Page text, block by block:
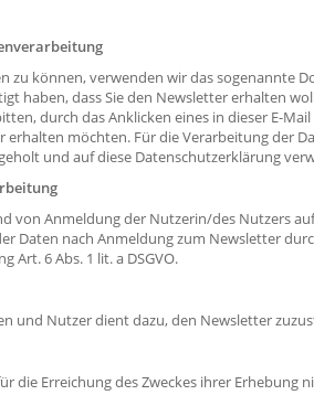
zu können, verwenden wir das sogenannte
haben, dass Sie den Newsletter erhalten
durch das Anklicken eines in dieser E-
erhalten möchten. Für die Verarbeitung der
und auf diese Datenschutzerklärung
von Anmeldung der Nutzerin/des Nutzers
Daten nach Anmeldung zum Newsletter
Art. 6 Abs. 1 lit. a DSGVO.
und Nutzer dient dazu, den Newsletter
die Erreichung des Zweckes ihrer Erhebung